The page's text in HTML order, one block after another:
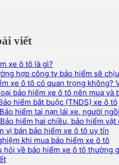
viết
xe ô tô là gì?
hợp công ty bảo hiểm sẽ
xe ô tô có quan trọng không?
bảo hiểm xe ô tô nên mua và
hiểm bắt buộc (TNDS) xe ô tô
hiểm tai nạn lái xe, người
hiểm hai chiều, bảo hiểm vật
vị bán bảo hiểm xe ô tô uy tín
khi mua bảo hiểm xe ô tô
hỏi về bảo hiểm xe ô tô thường